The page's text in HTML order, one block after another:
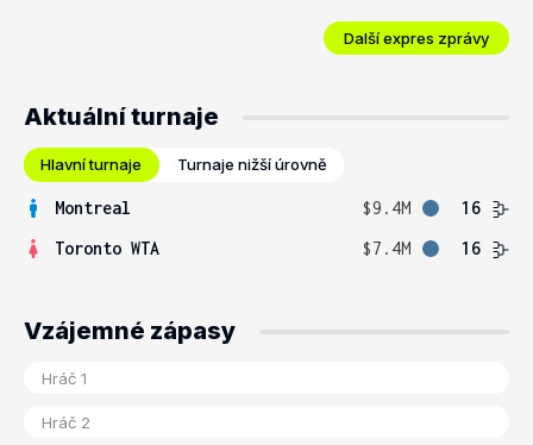
Další expres zprávy
Aktuální turnaje
Hlavní turnaje Turnaje nižší úrovně
Montreal $9.4M
16
Toronto WTA
$7.4M 16
Vzájemné zápasy